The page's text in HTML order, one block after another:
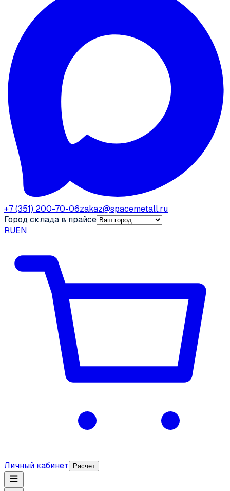
+7 (351) 200-70-06zakaz@spacemetall.ru
Город склада в прайсе
RUEN
Личный кабинет Расчет